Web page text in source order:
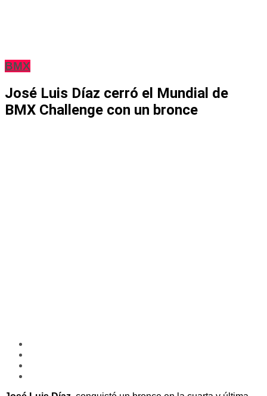
BMX
José Luis Díaz cerró el Mundial de
BMX Challenge con un bronce